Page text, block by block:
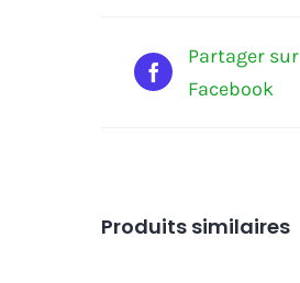
Partager sur
Facebook
Produits similaires